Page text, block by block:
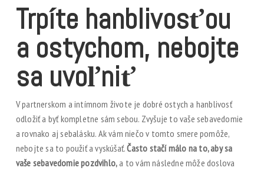
Trpíte hanblivosťou
a ostychom, nebojte
sa uvoľniť
V partnerskom a intímnom živote je dobré ostych a hanblivosť
odložiť a byť kompletne sám sebou. Zvyšuje to vaše sebavedomie
a rovnako aj sebalásku. Ak vám niečo v tomto smere pomôže,
nebojte sa to použiť a vyskúšať.Často stačí málo na to, aby sa
vaše sebavedomie pozdvihlo, a to vám následne môže doslova